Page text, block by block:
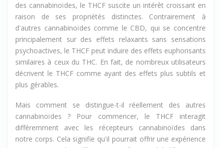
des cannabinoïdes, le THCF suscite un intérêt croissant en
raison de ses propriétés distinctes. Contrairement à
d'autres cannabinoïdes comme le CBD, qui se concentre
principalement sur des effets relaxants sans sensations
psychoactives, le THCF peut induire des effets euphorisants
similaires à ceux du THC. En fait, de nombreux utilisateurs
décrivent le THCF comme ayant des effets plus subtils et
plus gérables.
Mais comment se distingue-t-il réellement des autres
cannabinoïdes ? Pour commencer, le THCF interagit
différemment avec les récepteurs cannabinoïdes dans
notre corps. Cela signifie qu'il pourrait offrir une expérience